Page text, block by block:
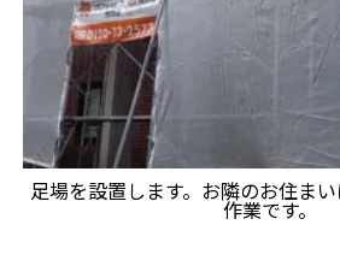
足場を設置します。お隣のお住ま
作業です。